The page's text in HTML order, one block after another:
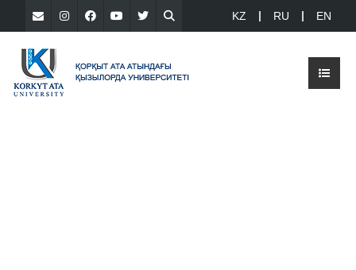
KZ RU EN